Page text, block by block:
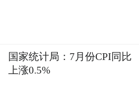
国家统计局：7月份CPI同比
上涨0.5%